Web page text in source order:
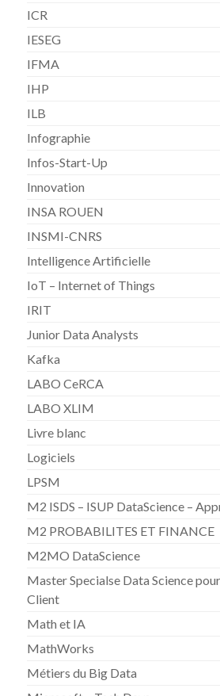
ICR
IESEG
IFMA
IHP
ILB
Infographie
Infos-Start-Up
Innovation
INSA ROUEN
INSMI-CNRS
Intelligence Artificielle
IoT – Internet of Things
IRIT
Junior Data Analysts
Kafka
LABO CeRCA
LABO XLIM
Livre blanc
Logiciels
LPSM
M2 ISDS – ISUP DataScience –
M2 PROBABILITES ET FINANCE
M2MO DataScience
Master Specialse Data Science
Client
Math et IA
MathWorks
Métiers du Big Data